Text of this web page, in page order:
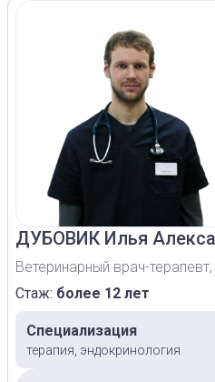
ДУБОВИК Илья
Ветеринарный врач-
Стаж: более 12 лет
Специализация
терапия, эндокринология